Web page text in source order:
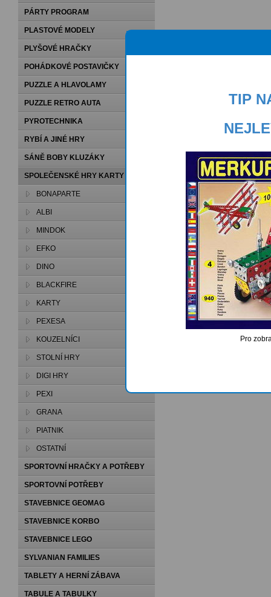
PÁRTY PROGRAM
PLASTOVÉ MODELY
PLYŠOVÉ HRAČKY
POHÁDKOVÉ POSTAVIČKY
PUZZLE A HLAVOLAMY
PUZZLE RETRO AUTA
PYROTECHNIKA
RYBÍ A JINÉ HRY
SÁNĚ BOBY KLUZÁKY
SPOLEČENSKÉ HRY KARTY
PEXESA
BONAPARTE
ALBI
MINDOK
EFKO
DINO
BLACKFIRE
KARTY
PEXESA
KOUZELNÍCI
STOLNÍ HRY
DIGI HRY
PEXI
GRANA
PIATNIK
OSTATNÍ
SPORTOVNÍ HRAČKY A POTŘEBY
SPORTOVNÍ POTŘEBY
STAVEBNICE GEOMAG
STAVEBNICE KORBO
STAVEBNICE LEGO
SYLVANIAN FAMILIES
TABLETY A HERNÍ ZÁBAVA
TABULE A TABULKY
TIP
Pro